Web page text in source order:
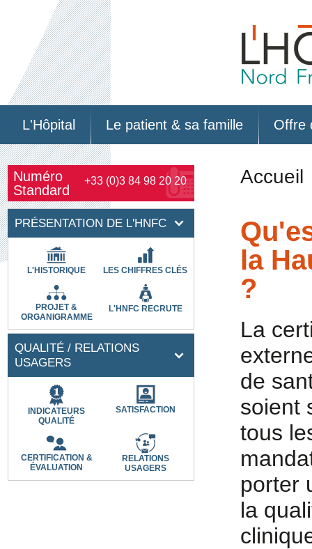
L'Hôpital Le patient & sa famille Offre
Numéro
Standard
+33 (0)3 84 98 20 20
PRÉSENTATION DE L'HNFC
L'HISTORIQUE LES CHIFFRES CLÉS
PROJET &
ORGANIGRAMME
L'HNFC RECRUTE
QUALITÉ / RELATIONS
USAGERS
INDICATEURS
QUALITÉ
SATISFACTION
CERTIFICATION &
ÉVALUATION
RELATIONS
USAGERS
Accueil
la
?
La
de
soient
tous
porter
la